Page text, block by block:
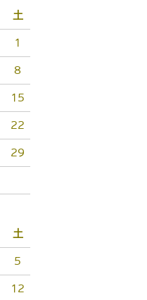
土
1
8
15
22
29
土
5
12